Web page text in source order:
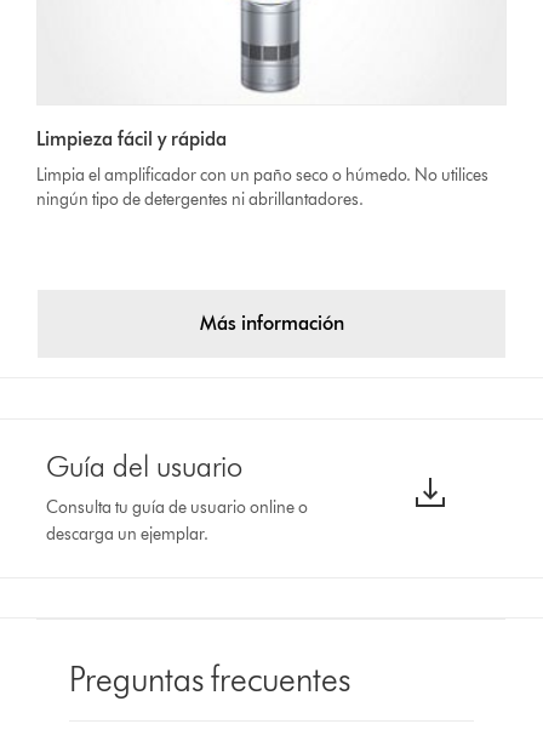
Limpieza fácil y rápida
Limpia el amplificador con un paño seco o húmedo. No utilices
ningún tipo de detergentes ni abrillantadores.
Más información
Guía del usuario
Consulta tu guía de usuario online o
descarga un ejemplar.
Preguntas frecuentes